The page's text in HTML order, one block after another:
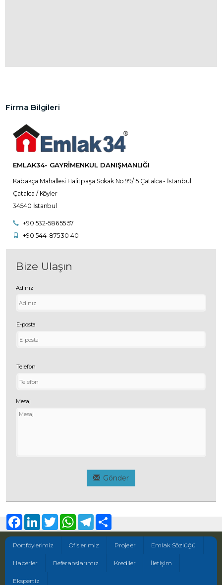
Firma Bilgileri
EMLAK34- GAYRIMENKUL DANIŞMANLIĞI
Kabakça Mahallesi Halitpaşa Sokak No:99/15 Çatalca - İstanbul
Çatalca / Köyler
34540 İstanbul
+90 532-586 55 57
+90 544-875 30 40
Bize Ulaşın
Adınız
E-posta
Telefon
Mesaj
Gönder
Portföylerimiz Ofislerimiz Projeler Emlak Sözlüğü
Haberler Referanslarımız Krediler İletişim
Ekspertiz
FacebookLinkedInTwitter WhatsAppTelegram